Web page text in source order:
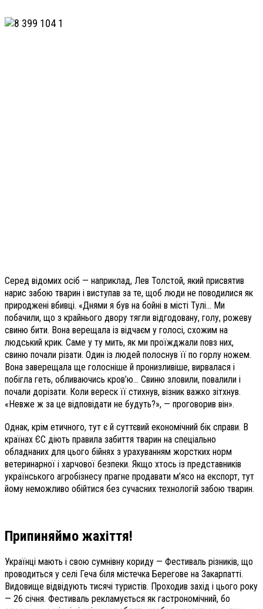
Серед відомих осіб — наприклад, Лев Толстой, який присвятив
нарис забою тварин і виступав за те, щоб люди не поводилися як
природжені вбивці. «Днями я був на бойні в місті Тулі… Ми
побачили, що з крайнього двору тягли відгодовану, голу, рожеву
свиню бити. Вона верещала із відчаєм у голосі, схожим на
людський крик. Саме у ту мить, як ми проїжджали повз них,
свиню почали різати. Один із людей полоснув її по горлу ножем.
Вона заверещала ще голосніше й пронизливіше, вирвалася і
побігла геть, обливаючись кров’ю… Свиню зловили, повалили і
почали дорізати. Коли вереск її стихнув, візник важко зітхнув.
«Невже ж за це відповідати не будуть?», — проговорив він».
Однак, крім етичного, тут є й суттєвий економічний бік справи. В
країнах ЄС діють правила забиття тварин на спеціально
обладнаних для цього бійнях з урахуванням жорстких норм
ветеринарної і харчової безпеки. Якщо хтось із представників
українського агробізнесу прагне продавати м’ясо на експорт, тут
йому неможливо обійтися без сучасних технологій забою тварин.
Припиняймо жахіття!
Українці мають і свою сумнівну кориду — Фестиваль різників, що
проводиться у селі Геча біля містечка Берегове на Закарпатті.
Видовище відвідують тисячі туристів. Проходив захід і цього року
— 26 січня. Фестиваль рекламується як гастрономічний, бо